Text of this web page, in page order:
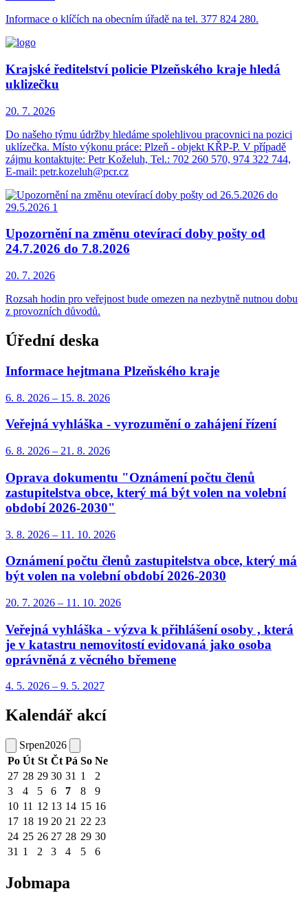
Informace o klíčích na obecním úřadě na tel. 377 824 280.
Krajské ředitelství policie Plzeňského kraje hledá
uklizečku
20. 7. 2026
Do našeho týmu údržby hledáme spolehlivou pracovnici na pozici
uklízečka. Místo výkonu práce: Plzeň - objekt KŘP-P. V případě
zájmu kontaktujte: Petr Koželuh, Tel.: 702 260 570, 974 322 744,
E-mail: petr.kozeluh@pcr.cz
Upozornění na změnu otevírací doby pošty od
24.7.2026 do 7.8.2026
20. 7. 2026
Rozsah hodin pro veřejnost bude omezen na nezbytně nutnou dobu
z provozních důvodů.
Úřední deska
Informace hejtmana Plzeňského kraje
6. 8. 2026 – 15. 8. 2026
Veřejná vyhláška - vyrozumění o zahájení řízení
6. 8. 2026 – 21. 8. 2026
Oprava dokumentu "Oznámení počtu členů
zastupitelstva obce, který má být volen na volební
období 2026-2030"
3. 8. 2026 – 11. 10. 2026
Oznámení počtu členů zastupitelstva obce, který má
být volen na volební období 2026-2030
20. 7. 2026 – 11. 10. 2026
Veřejná vyhláška - výzva k přihlášení osoby , která
je v katastru nemovitostí evidovaná jako osoba
oprávněná z věcného břemene
4. 5. 2026 – 9. 5. 2027
Kalendář akcí
Srpen2026
Po Út St Čt Pá So Ne
27 28 29 30 31 1
2
3
4 5 6 7 8
9
10 11 12 13 14 15 16
17 18 19 20 21 22 23
24 25 26 27 28 29 30
31 1 2 3 4 5 6
Jobmapa